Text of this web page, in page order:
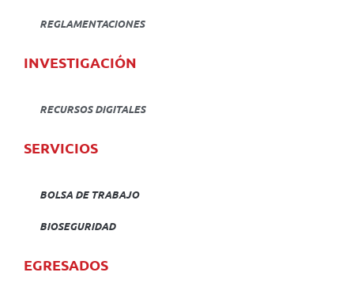
REGLAMENTACIONES
INVESTIGACIÓN
RECURSOS DIGITALES
SERVICIOS
BOLSA DE TRABAJO
BIOSEGURIDAD
EGRESADOS